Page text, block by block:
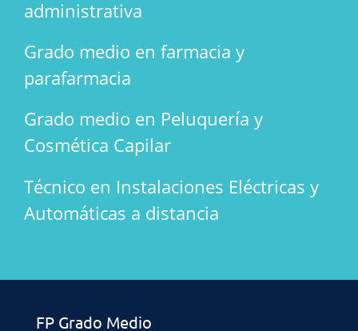
administrativa
Grado medio en farmacia y
parafarmacia
Grado medio en Peluquería y
Cosmética Capilar
Técnico en Instalaciones Eléctricas y
Automáticas a distancia
FP Grado Medio